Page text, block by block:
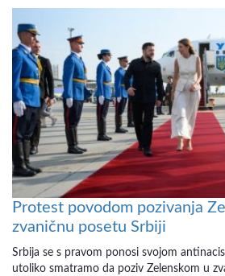
Protest povodom pozivanja
zvaničnu posetu Srbiji
Srbija se s pravom ponosi svojom
utoliko smatramo da poziv Zelenskom u